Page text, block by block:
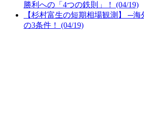
勝利への「4つの鉄則」！ (04/19)
【杉村富生の短期相場観測】 ─
の3条件！ (04/19)